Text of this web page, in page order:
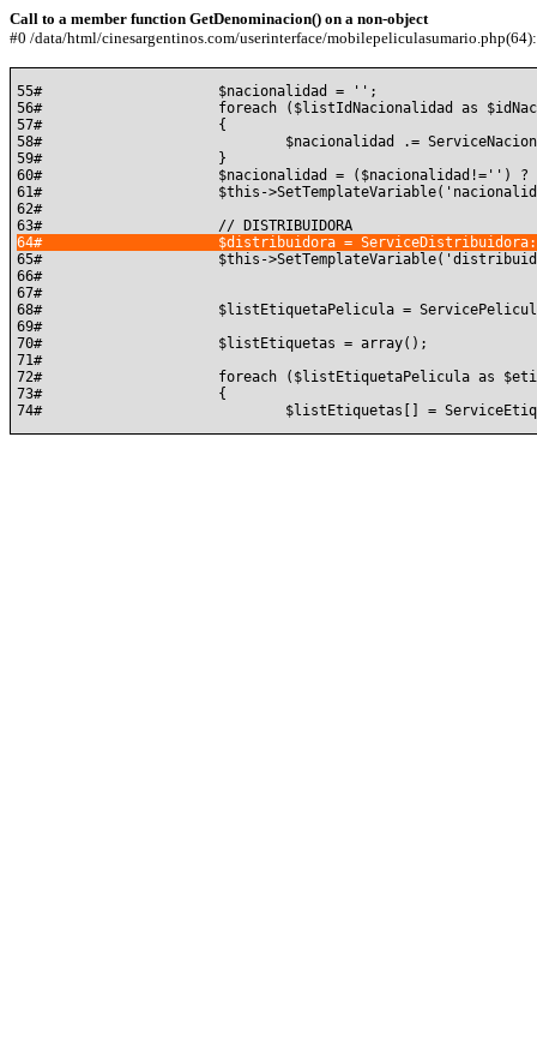
Call to a member function GetDenominacion() on a non-object
#0 /data/html/cinesargentinos.com/userinterface/
55#			$nacionalidad = '';
56#			foreach ($listIdNacionalidad as $idNacionalidad)
57#			{
58#				$nacionalidad .= ServiceNacionalidad::GetById( $idNacionalidad )->GetDenominacion() . ', ';
59#			}
60#			$nacionalidad = ($nacionalidad!='') ? substr( $nacionalidad, 0, count($nacionalidad) - 3) . '.' : '';
61#			$this->SetTemplateVariable('nacionalidad', $nacionalidad);
62#
65#			$this->SetTemplateVariable('distribuidora', $distribuidora);
66#
67#
68#			$listEtiquetaPelicula = ServicePeliculaEtiqueta::ListByIdPelicula($idPelicula);
69#
70#			$listEtiquetas = array();
71#
72#			foreach ($listEtiquetaPelicula as $etiquetaPelicula)
73#			{